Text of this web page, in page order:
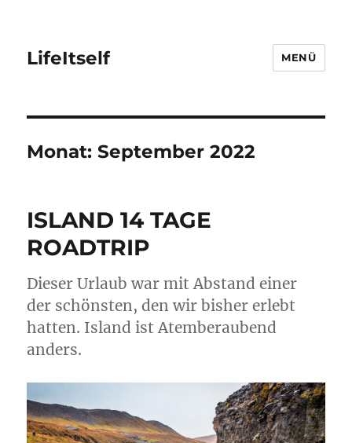
LifeItself MENÜ
Monat:September 2022
ISLAND 14 TAGE
ROADTRIP
Dieser Urlaub war mit Abstand einer
der schönsten, den wir bisher erlebt
hatten. Island ist Atemberaubend
anders.